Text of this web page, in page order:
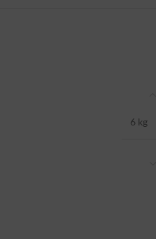
6 kg